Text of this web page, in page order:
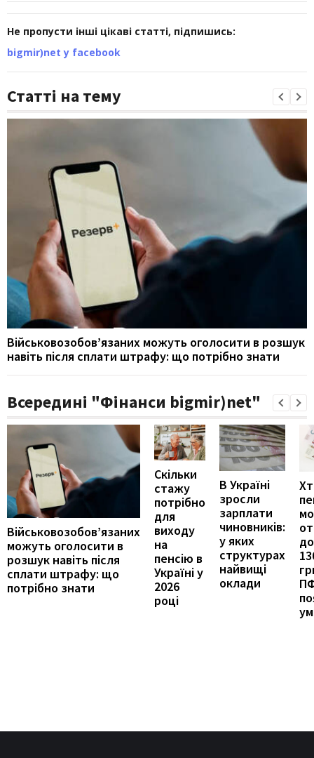
Не пропусти інші цікаві статті, підпишись:
bigmir)net у facebook
Статті на тему
Військовозобов’язаних можуть оголосити в розшук
навіть після сплати штрафу: що потрібно знати
Всередині "Фінанси bigmir)net"
Військовозобов’язаних
можуть оголосити в
розшук навіть після
сплати штрафу: що
потрібно знати
Скільки
стажу
потрібно
для
виходу
на
пенсію в
Україні у
2026
році
В Україні
зросли
зарплати
чиновників:
у яких
структурах
найвищі
оклади